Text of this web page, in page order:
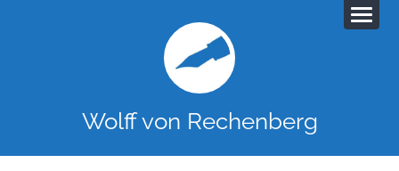
Wolff von Rechenberg